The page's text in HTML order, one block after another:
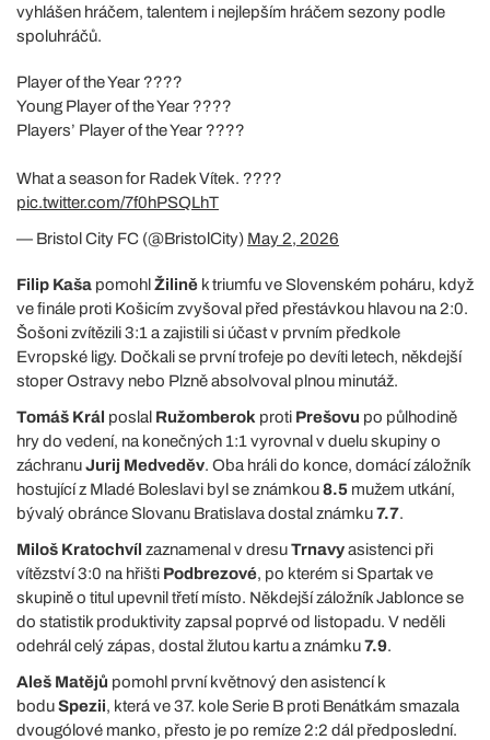
vyhlášen hráčem, talentem i nejlepším hráčem sezony podle
spoluhráčů.
Player of the Year ????
Young Player of the Year ????
Players’ Player of the Year ????
What a season for Radek Vítek. ????
pic.twitter.com/7f0hPSQLhT
— Bristol City FC (@BristolCity) May 2, 2026
Filip Kaša pomohl Žilině k triumfu ve Slovenském poháru, když
ve finále proti Košicím zvyšoval před přestávkou hlavou na 2:0.
Šošoni zvítězili 3:1 a zajistili si účast v prvním předkole
Evropské ligy. Dočkali se první trofeje po devíti letech, někdejší
stoper Ostravy nebo Plzně absolvoval plnou minutáž.
Tomáš Král poslal Ružomberok proti Prešovu po půlhodině
hry do vedení, na konečných 1:1 vyrovnal v duelu skupiny o
záchranuJurij Medveděv. Oba hráli do konce, domácí záložník
hostující z Mladé Boleslavi byl se známkou8.5 mužem utkání,
bývalý obránce Slovanu Bratislava dostal známku7.7.
Miloš Kratochvíl zaznamenal v dresuTrnavyasistenci při
vítězství 3:0 na hřišti Podbrezové, po kterém si Spartak ve
skupině o titul upevnil třetí místo. Někdejší záložník Jablonce se
do statistik produktivity zapsal poprvé od listopadu. V neděli
odehrál celý zápas, dostal žlutou kartu a známku7.9.
Aleš Matějů pomohl první květnový den asistencí k
boduSpezii, která ve 37. kole Serie B proti Benátkám smazala
dvougólové manko, přesto je po remíze 2:2 dál předposlední.